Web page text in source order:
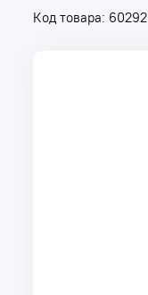
Код товара: 60292